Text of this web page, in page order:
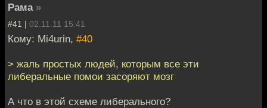
Рама »
#41 | 02.11.11 15:41
Кому: Mi4urin, #40
> жаль простых людей, которым все эти
либеральные помои засоряют мозг
А что в этой схеме либерального?